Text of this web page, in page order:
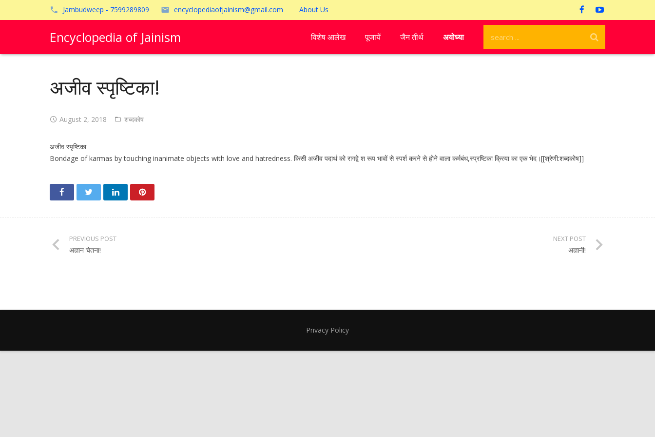
Jambudweep - 7599289809 encyclopediaofjainism@gmail.com About Us
Encyclopedia of Jainism विशेष आलेख पूजायें जैन तीर्थ अयोध्या
अजीव स्पृष्टिका!
August 2, 2018 शब्दकोष
अजीव स्पृष्टिका
Bondage of karmas by touching inanimate objects with love and hatredness. किसी अजीव पदार्थ को रागद्वे श रूप भावों से स्पर्श करने से होने वाला कर्मबंध,स्प्रष्टिका क्रिया का एक भेद।[[श्रेणी:शब्दकोष]]
PREVIOUS POST
अज्ञान चेतना!
NEXT POST
अज्ञानी!
Privacy Policy